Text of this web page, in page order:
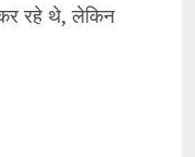
रहे थे, लेकिन